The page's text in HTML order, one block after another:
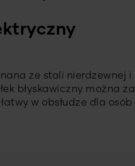
ze stali nierdzewnej
błyskawiczny można
w obsłudze dla